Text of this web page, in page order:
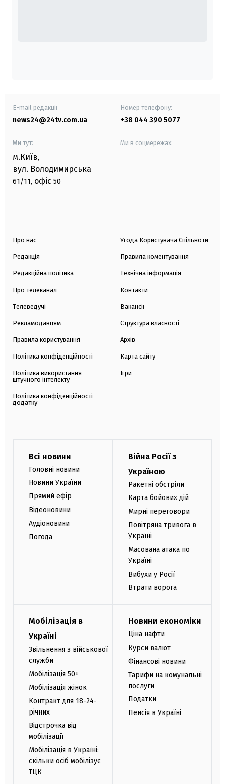
E-mail редакції
news24@24tv.com.ua
Номер телефону:
+38 044 390 5077
Ми тут:
м.Київ,
вул. Володимирська
61/11, офіс 50
Ми в соцмережах:
Про нас
Редакція
Редакційна політика
Про телеканал
Телеведучі
Рекламодавцям
Правила користування
Політика конфіденційності
Політика використання
штучного інтелекту
Політика конфіденційності
додатку
Угода Користувача Спільноти
Правила коментування
Технічна інформація
Контакти
Вакансії
Структура власності
Архів
Карта сайту
Ігри
Всі новини
Головні новини
Новини України
Прямий ефір
Відеоновини
Аудіоновини
Погода
Війна Росії з
Україною
Ракетні обстріли
Карта бойових дій
Мирні переговори
Повітряна тривога в
Україні
Масована атака по
Україні
Вибухи у Росії
Втрати ворога
Мобілізація в
Україні
Звільнення з військової
служби
Мобілізація 50+
Мобілізація жінок
Контракт для 18-24-
річних
Відстрочка від
мобілізації
Мобілізація в Україні:
скільки осіб мобілізує
ТЦК
Новини економіки
Ціна нафти
Курси валют
Фінансові новини
Тарифи на комунальні
послуги
Податки
Пенсія в Україні